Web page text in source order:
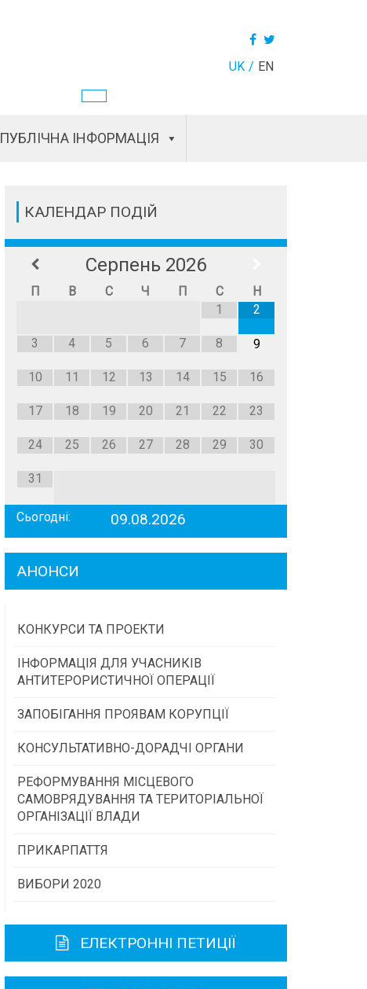
UK EN
ПУБЛІЧНА ІНФОРМАЦІЯ
КАЛЕНДАР ПОДІЙ
Серпень 2026
П В С Ч П С
Н
1
2
3 4 5 6 7 8 9
10 11 12 13 14 15 16
17 18 19 20 21 22 23
24 25 26 27 28 29 30
31
Сьогодні: 09.08.2026
АНОНСИ
КОНКУРСИ ТА ПРОЕКТИ
Конкурс проектів та програм місцевого
самоврядування
суспільства
Програми/конкурси МТД
ІНФОРМАЦІЯ ДЛЯ УЧАСНИКІВ
АНТИТЕРОРИСТИЧНОЇ ОПЕРАЦІЇ
ЗАПОБІГАННЯ ПРОЯВАМ КОРУПЦІЇ
КОНСУЛЬТАТИВНО-ДОРАДЧІ ОРГАНИ
Консультативна рада
РЕФОРМУВАННЯ МІСЦЕВОГО
САМОВРЯДУВАННЯ ТА ТЕРИТОРІАЛЬНОЇ
ОРГАНІЗАЦІЇ ВЛАДИ
ПРИКАРПАТТЯ
Історична довідка
Карта області
Районні, міські ради
ВИБОРИ 2020
ЕЛЕКТРОННІ ПЕТИЦІЇ